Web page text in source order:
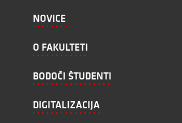
NOVICE
O FAKULTETI
BODOČI ŠTUDENTI
DIGITALIZACIJA